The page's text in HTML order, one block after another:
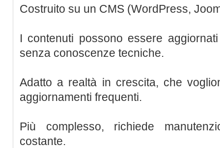
Costruito su un CMS (WordPress,
I contenuti possono essere
senza conoscenze tecniche.
Adatto a realtà in crescita, che
aggiornamenti frequenti.
Più complesso, richiede
costante.